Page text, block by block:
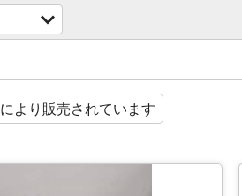
により販売されています